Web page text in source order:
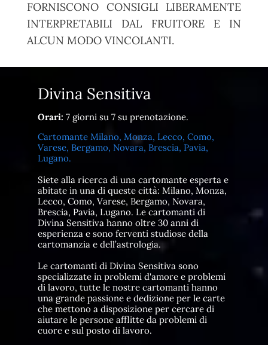
FORNISCONO CONSIGLI LIBERAMENTE
INTERPRETABILI DAL FRUITORE E IN
ALCUN MODO VINCOLANTI.
Divina Sensitiva
Orari: 7 giorni su 7 su prenotazione.
Cartomante Milano, Monza, Lecco, Como,
Varese, Bergamo, Novara, Brescia, Pavia,
Lugano.
Siete alla ricerca di una cartomante esperta e
abitate in una di queste città: Milano, Monza,
Lecco, Como, Varese, Bergamo, Novara,
Brescia, Pavia, Lugano. Le cartomanti di
Divina Sensitiva hanno oltre 30 anni di
esperienza e sono ferventi studiose della
cartomanzia e dell’astrologia.
Le cartomanti di Divina Sensitiva sono
specializzate in problemi d'amore e problemi
di lavoro, tutte le nostre cartomanti hanno
una grande passione e dedizione per le carte
che mettono a disposizione per cercare di
aiutare le persone afflitte da problemi di
cuore e sul posto di lavoro.